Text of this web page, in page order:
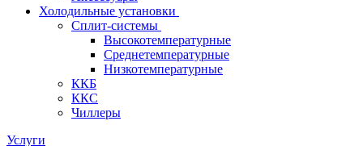
Холодильные установки
Сплит-системы
Высокотемпературные
Среднетемпературные
Низкотемпературные
ККБ
ККС
Чиллеры
Услуги